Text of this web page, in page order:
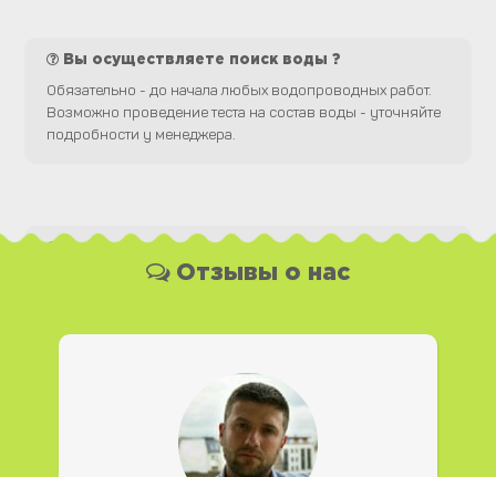
Вы осуществляете поиск воды ?
Обязательно - до начала любых водопроводных работ.
Возможно проведение теста на состав воды - уточняйте
подробности у менеджера.
Вы можете оплатить наши услуги и необходимые
работаем с юридическими лицами.
Отзывы о нас